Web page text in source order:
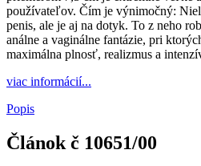
používateľov. Čím je výnimočný:
penis, ale je aj na dotyk. To z neho
análne a vaginálne fantázie, pri
maximálna plnosť, realizmus a
viac informácií...
Popis
Článok č 10651/00